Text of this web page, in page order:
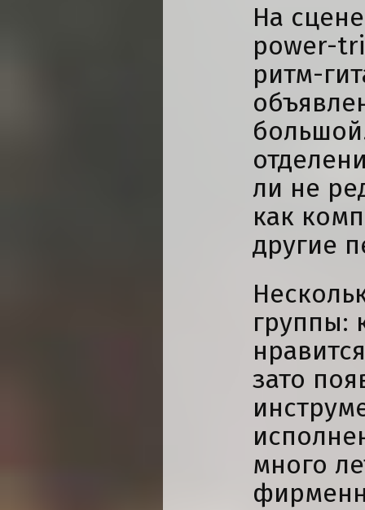
На
power-
ритм-
ли не
как
другие
группы:
зато
много